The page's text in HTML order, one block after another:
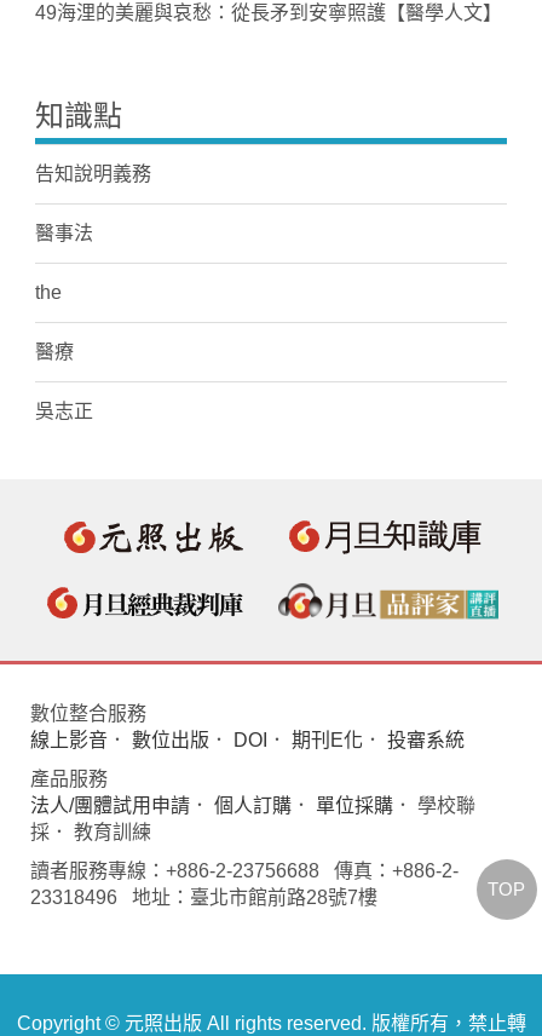
49海浬的美麗與哀愁：從長矛到安寧照護【醫學人文】
知識點
告知說明義務
醫事法
the
醫療
吳志正
數位整合服務
線上影音 ． 數位出版 ． DOI ． 期刊E化 ． 投審系統
產品服務
法人/團體試用申請 ． 個人訂購 ． 單位採購 ． 學校聯
採． 教育訓練
讀者服務專線：+886-2-23756688 傳真：+886-2-
23318496 地址：臺北市館前路28號7樓
Copyright © 元照出版 All rights reserved. 版權所有，禁止轉
TOP